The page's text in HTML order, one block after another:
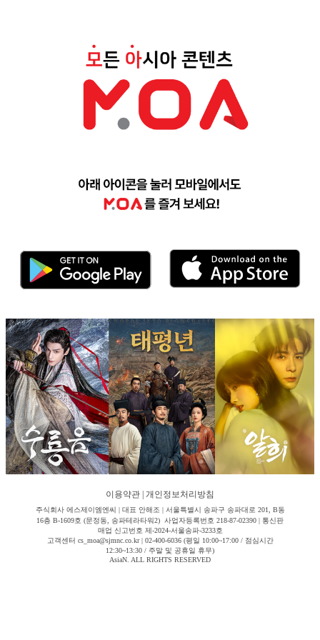
이용약관 개인정보처리방침
주식회사 에스제이엠엔씨 | 대표 안해조 | 서울특별시 송파구 송파대로 201, B동
16층 B-1609호 (문정동, 송파테라타워2) 사업자등록번호 218-87-02390 | 통신판
매업 신고번호 제-2024-서울송파-3233호
고객센터 cs_moa@sjmnc.co.kr | 02-400-6036 (평일 10:00~17:00 / 점심시간
12:30~13:30 / 주말 및 공휴일 휴무)
AsiaN. ALL RIGHTS RESERVED